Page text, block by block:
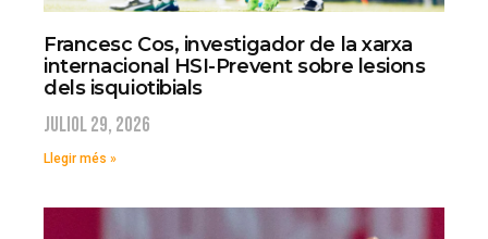
Francesc Cos, investigador de la xarxa
internacional HSI-Prevent sobre lesions
dels isquiotibials
juliol 29, 2026
Llegir més »